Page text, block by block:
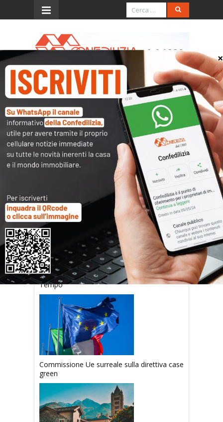
Menu
Sulla riforma fiscale
Scarica e stampa il pdf
Case sfitte e affitti brevi: articolo su Il
Tempo
Commissione Ue surreale sulla direttiva case
green